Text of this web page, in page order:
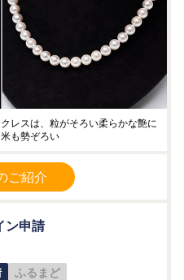
レスは、粒がそろい柔らかな艶に
も勢ぞろい
ご紹介
ン申請
ふるまど